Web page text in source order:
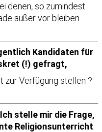
denen, so zumindest
außer vor bleiben.
Kandidaten für
(!) gefragt,
zur Verfügung stellen ?
Ich stelle mir die Frage,
Religionsunterricht